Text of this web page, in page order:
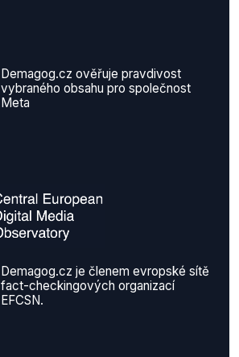
Demagog.cz ověřuje pravdivost
vybraného obsahu pro společnost
Meta
Demagog.cz je členem evropské sítě
fact-checkingových organizací
EFCSN.